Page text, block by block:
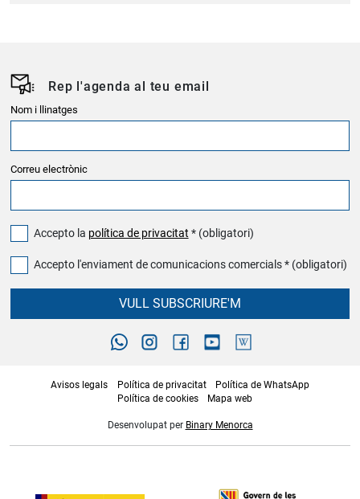
Rep l'agenda al teu email
Nom i llinatges
Correu electrònic
Accepto la política de privacitat * (obligatori)
Accepto l'enviament de comunicacions comercials * (obligatori)
VULL SUBSCRIURE'M
Avisos legals Política de privacitat
Política de WhatsApp
Política de cookies
Mapa web
Desenvolupat per Binary Menorca